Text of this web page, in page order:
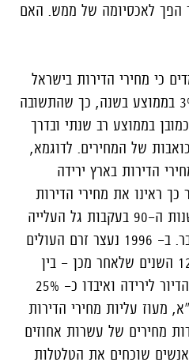
הפך לאכסיומה של ממש. האם
כי מחירי הדירות בישראל
עולים בשיעור ריאלי של כ-3% בממוצע בשנה, כך שהתשובה
בממוצע רב שנתי ובדרך
של המחירים. לדוגמא,
ועד 1988 חוו מחירי הדירות בארץ ירידה
של כמעט 30%. אחר כך ראינו את מחירי הדירות
חוזרים לעלייה שהתחזקה בשנות ה-90 בעקבות גל העלייה
הגדול מברית המועצות לשעבר. ב- 1996 נעצר זרם העולים
ועליית המחירים נבלמה. ב- 12 השנים שלאחר מכן - בין
1996 ל- 2008, עברו מחירי הדיור לירידה ואיבדו כ- 25%
מעוז עליות מחירי הדירות
מחירים של עשרות אחוזים
שוכחים את הטלטלות